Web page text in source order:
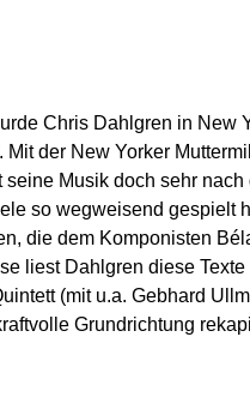
Chris Dahlgren in New
der New Yorker
Musik doch sehr
so wegweisend gespielt
die dem Komponisten
liest Dahlgren diese
(mit u.a. Gebhard
Grundrichtung